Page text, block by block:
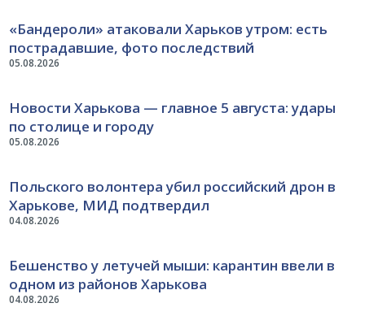
05.08.2026
«Бандероли» атаковали Харьков утром: есть
пострадавшие, фото последствий
05.08.2026
Новости Харькова — главное 5 августа: удары
по столице и городу
04.08.2026
Польского волонтера убил российский дрон в
Харькове, МИД подтвердил
04.08.2026
Бешенство у летучей мыши: карантин ввели в
одном из районов Харькова